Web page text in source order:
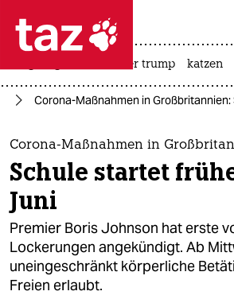
 taz zahl ich
taz zahl ich
themen
politik
öko
gesellschaft
kultur
usa unter trump katzen
Corona-Maßnahmen in
Corona-Maßnahmen in
Schule startet
Juni
Premier Boris Johnson hat erste
Lockerungen angekündigt. Ab
uneingeschränkt körperliche
Freien erlaubt.